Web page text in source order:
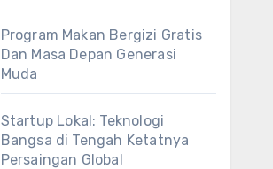
Program Makan Bergizi Gratis
Dan Masa Depan Generasi
Muda
Startup Lokal: Teknologi
Bangsa di Tengah Ketatnya
Persaingan Global